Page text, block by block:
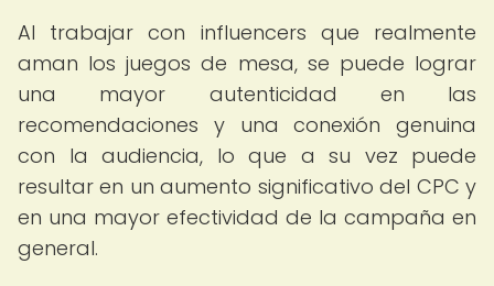
Al trabajar con influencers que realmente
aman los juegos de mesa, se puede lograr
una mayor autenticidad en las
recomendaciones y una conexión genuina
con la audiencia, lo que a su vez puede
resultar en un aumento significativo del CPC y
en una mayor efectividad de la campaña en
general.